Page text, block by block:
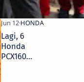
Lagi, 6
Honda
PCX160
Menanti
Konsumen